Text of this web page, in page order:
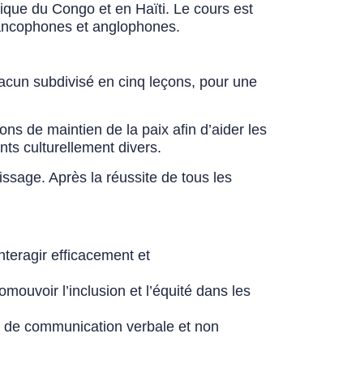
du Congo et en Haïti. Le cours est
et anglophones.
subdivisé en cinq leçons, pour une
de maintien de la paix afin d’aider les
culturellement divers.
Après la réussite de tous les
efficacement et
l’inclusion et l’équité dans les
communication verbale et non